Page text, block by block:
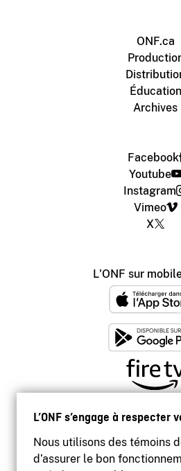
L’ONF s’engage à respecter
Nous utilisons des témoins
d’assurer le bon
ONF.ca
Éducation
Archives
Facebook
Youtube
Instagram
Vimeo
X
L'ONF sur